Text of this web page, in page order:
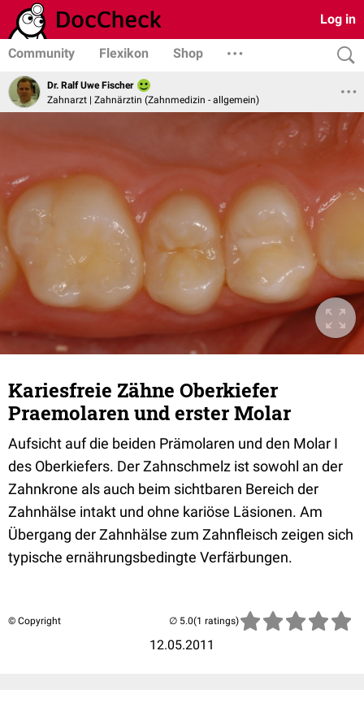
Log in
Community Flexikon Shop
Dr. Ralf Uwe Fischer
Zahnarzt | Zahnärztin (Zahnmedizin - allgemein)
Kariesfreie Zähne Oberkiefer
Praemolaren und erster Molar
Aufsicht auf die beiden Prämolaren und den Molar I
des Oberkiefers. Der Zahnschmelz ist sowohl an der
Zahnkrone als auch beim sichtbaren Bereich der
Zahnhälse intakt und ohne kariöse Läsionen. Am
Übergang der Zahnhälse zum Zahnfleisch zeigen sich
typische ernährungsbedingte Verfärbungen.
© Copyright
12.05.2011
(1 ratings)